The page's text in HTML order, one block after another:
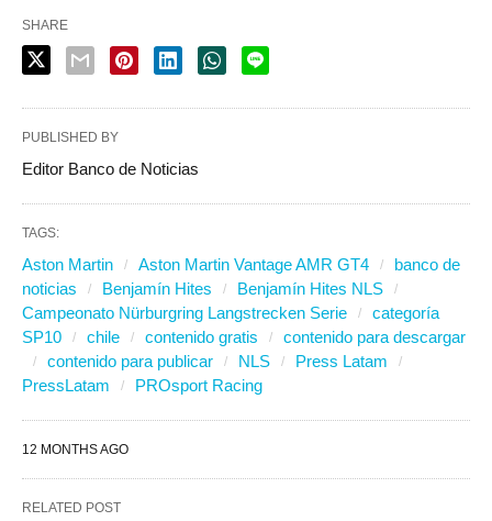
SHARE
PUBLISHED BY
Editor Banco de Noticias
TAGS:
Aston Martin Aston Martin Vantage AMR GT4
banco de
noticias
Benjamín Hites
Benjamín Hites NLS
Campeonato Nürburgring Langstrecken Serie
categoría
SP10
chile contenido gratis
contenido para descargar
contenido para publicar
NLS
Press Latam
PressLatam
PROsport Racing
12 MONTHS AGO
RELATED POST